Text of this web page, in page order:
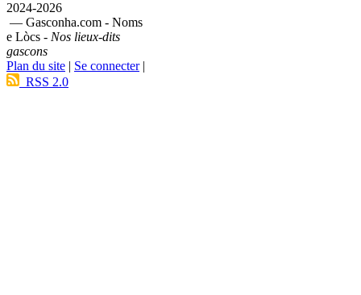
2024-2026
— Gasconha.com - Noms
e Lòcs - Nos lieux-dits
gascons
Plan du site | Se connecter|
RSS 2.0